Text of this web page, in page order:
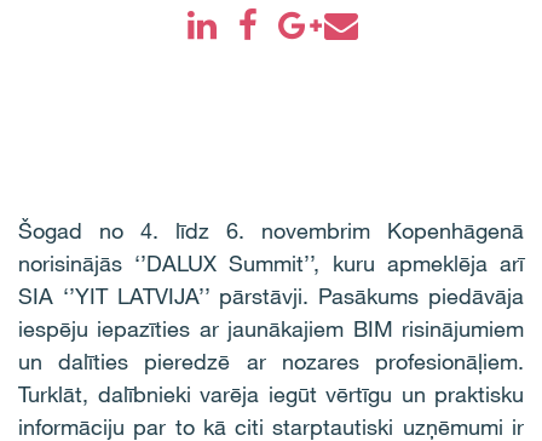
Šogad no 4. līdz 6. novembrim Kopenhāgenā
norisinājās ‘’DALUX Summit’’, kuru apmeklēja arī
SIA ‘’YIT LATVIJA’’ pārstāvji. Pasākums piedāvāja
iespēju iepazīties ar jaunākajiem BIM risinājumiem
un dalīties pieredzē ar nozares profesionāļiem.
Turklāt, dalībnieki varēja iegūt vērtīgu un praktisku
informāciju par to kā citi starptautiski uzņēmumi ir